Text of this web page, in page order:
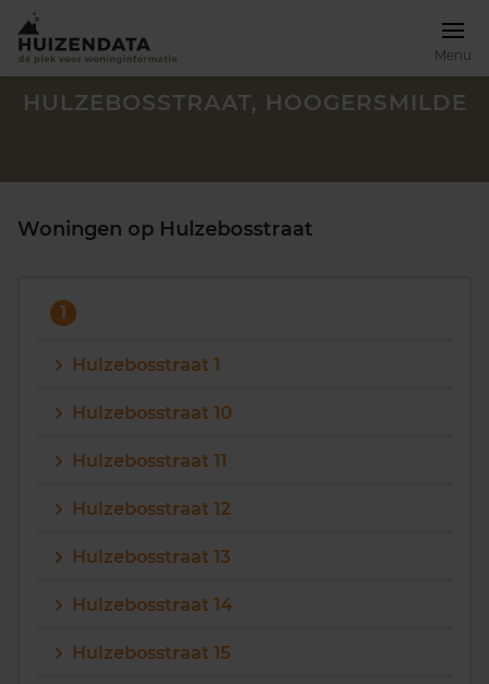
Menu
Maandag t/m vrijdag - 08:00 -18:00
HULZEBOSSTRAAT, HOOGERSMILDE
Woningen op Hulzebosstraat
1
Hulzebosstraat 1
Hulzebosstraat 10
Hulzebosstraat 11
Hulzebosstraat 12
Hulzebosstraat 13
Hulzebosstraat 14
Hulzebosstraat 15